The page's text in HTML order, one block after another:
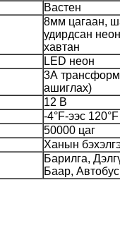
Вастен
8мм цагаан,
удирдсан
хавтан
LED неон
3А
ашиглах)
12 В
-4°F-ээс
50000 цаг
Ханын
Барилга,
Баар,